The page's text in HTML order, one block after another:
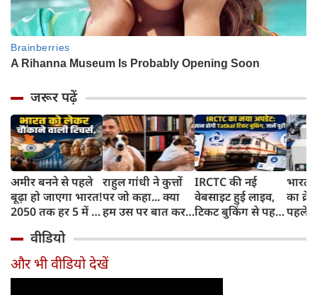
जरूर पढ़ें
अमीर बनने से पहले
बूढ़ा हो जाएगा भारत!
2050 तक हर 5 में 1
साल से ज्यादा उम्र का
राहुल गांधी ने कुत्तों
पर जो कहा... क्या
हम उस पर बात कर
IRCTC की नई
वेबसाइट हुई लाइव,
टिकट बुकिंग से पहले
काम, जानें पूरा
भारत
का
पहले
और
वीडियो
और भी वीडियो देखें